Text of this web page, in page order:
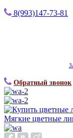
8(993)147-73-81
Обратный звонок
Мягкие цветные